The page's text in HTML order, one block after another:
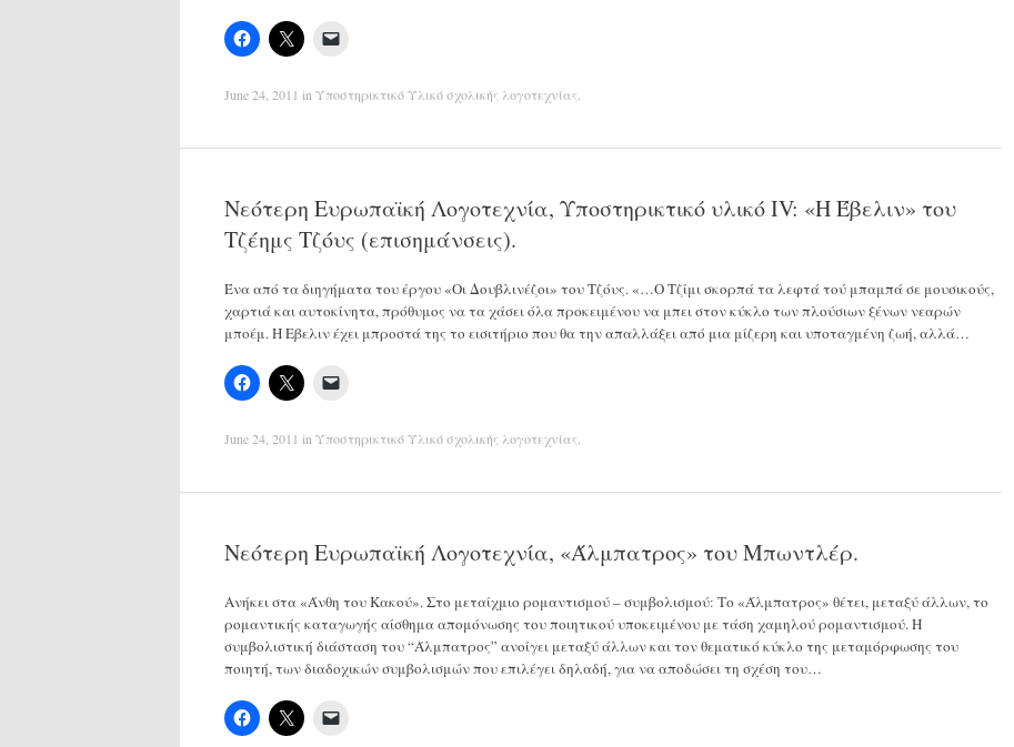
June 24, 2011 in Υποστηρικτικό Υλικό σχολικής λογοτεχνίας
Νεότερη Ευρωπαϊκή Λογοτεχνία, Υποστηρικτικό υλικό ΙV: «Η Έβελιν» του
Tζέημς Τζόυς (επισημάνσεις).
Ένα από τα διηγήματα του έργου «Οι Δουβλινέζοι» του Τζόυς. «…Ο Τζίμι σκορπά τα λεφτά τού μπαμπά σε μουσικούς,
χαρτιά και αυτοκίνητα, πρόθυμος να τα χάσει όλα προκειμένου να μπει στον κύκλο των πλούσιων ξένων νεαρών
μποέμ. Η Εβελιν έχει μπροστά της το εισιτήριο που θα την απαλλάξει από μια μίζερη και υποταγμένη ζωή, αλλά…
June 24, 2011 in Υποστηρικτικό Υλικό σχολικής λογοτεχνίας
Νεότερη Ευρωπαϊκή Λογοτεχνία, «Άλμπατρος» του Μπωντλέρ.
Ανήκει στα «Άνθη του Κακού». Στο μεταίχμιο ρομαντισμού – συμβολισμού: Το «Άλμπατρος» θέτει, μεταξύ άλλων, το
ρομαντικής καταγωγής αίσθημα απομόνωσης του ποιητικού υποκειμένου με τάση χαμηλού ρομαντισμού. Η
συμβολιστική διάσταση του “Άλμπατρος” ανοίγει μεταξύ άλλων και τον θεματικό κύκλο της μεταμόρφωσης του
ποιητή, των διαδοχικών συμβολισμών που επιλέγει δηλαδή, για να αποδώσει τη σχέση του…